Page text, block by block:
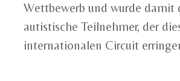
Wettbewerb und wurde damit
autistische Teilnehmer, der
internationalen Circuit